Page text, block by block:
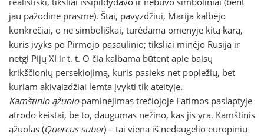
jau pažodine prasme). Štai, pavyzdžiui, Marija kalbėjo
konkrečiai, o ne simboliškai, turėdama omenyje kitą karą,
kuris įvyks po Pirmojo pasaulinio; tiksliai minėjo Rusiją ir
netgi Pijų XI ir t. t. O čia kalbama būtent apie baisų
krikščionių persekiojimą, kuris pasieks net popiežių, bet
kuriam akivaizdžiai lemta įvykti tik ateityje.
Kamštinio ąžuolopaminėjimas trečiojoje Fatimos paslaptyje
atrodo keistai, be to, daugumas nežino, kas jis yra. Kamštinis
ąžuolas (Quercus suber) – tai viena iš nedaugelio europinių